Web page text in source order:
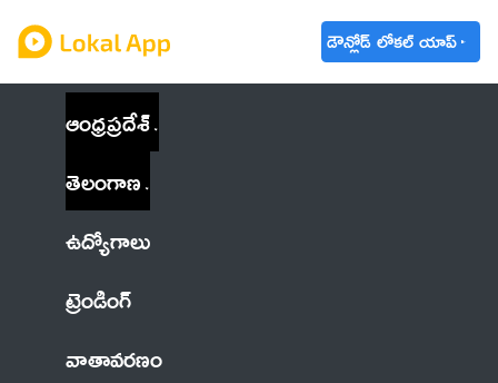
డౌన్లోడ్ లోకల్ యాప్
ఆంధ్రప్రదేశ్
తెలంగాణ
ఉద్యోగాలు
ట్రెండింగ్
వాతావరణం